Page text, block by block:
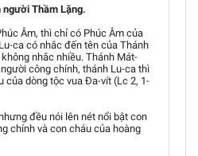
Thầm Lặng.
Âm, thì chỉ có Phúc Âm của
ca có nhắc đến tên của Thánh
nhắc nhiều. Thánh Mát-
công chính, thánh Lu-ca thì
của dòng tộc vua Đa-vít (Lc 2, 1-
đều nói lên nét nổi bật con
chính và con cháu của hoàng